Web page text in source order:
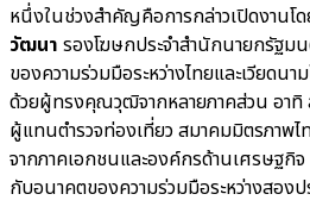
หนึ่งในช่วงสำคัญคือการกล่าวเปิดงานโ
วัฒนา รองโฆษกประจำสำนักนายกรัฐม
ของความร่วมมือระหว่างไทยและเวียดน
ด้วยผู้ทรงคุณวุฒิจากหลายภาคส่วน อา
ผู้แทนตำรวจท่องเที่ยว สมาคมมิตรภาพ
จากภาคเอกชนและองค์กรด้านเศรษฐ
กับอนาคตของความร่วมมือระหว่างสองป